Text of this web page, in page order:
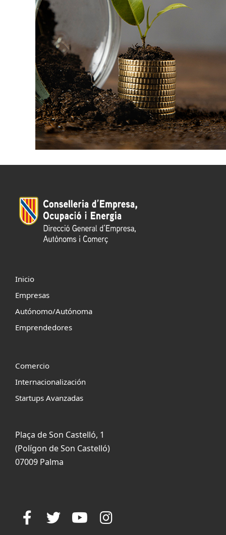
Inicio
Empresas
Autónomo/Autónoma
Emprendedores
Comercio
Internacionalización
Startups Avanzadas
Plaça de Son Castelló, 1
(Polígon de Son Castelló)
07009 Palma